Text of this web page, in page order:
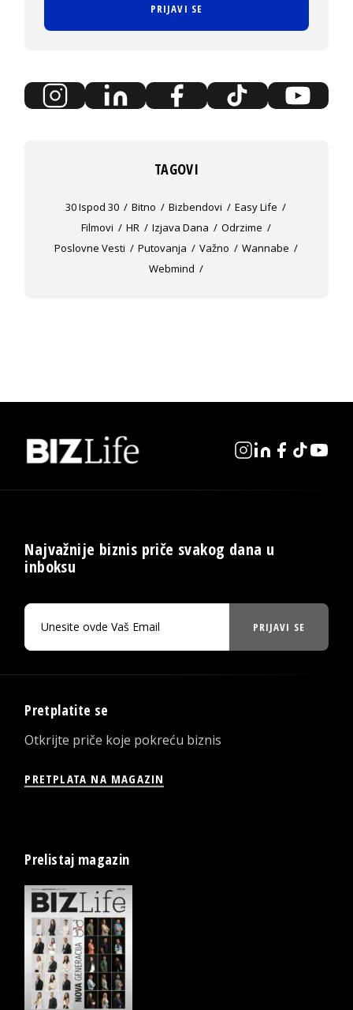
PRIJAVI SE
TAGOVI
30 Ispod 30 Bitno Bizbendovi
Easy Life
Filmovi
HR Izjava Dana
Odrzime
Poslovne Vesti
Putovanja Važno
Wannabe
Webmind
Najvažnije biznis priče svakog dana u
inboksu
PRIJAVI SE
Pretplatite se
Otkrijte priče koje pokreću biznis
PRETPLATA NA MAGAZIN
Prelistaj magazin